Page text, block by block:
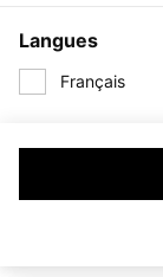
Langues
Français